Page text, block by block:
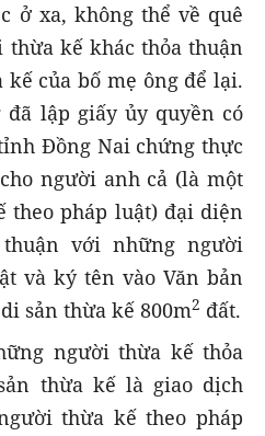
ở xa, không thể về quê
kế khác thỏa thuận
của bố mẹ ông để lại.
đã lập giấy ủy quyền có
Đồng Nai chứng thực
người anh cả (là một
theo pháp luật) đại diện
với những người
và ký tên vào Văn bản
sản thừa kế 800m2 đất.
người thừa kế thỏa
thừa kế là giao dịch
thừa kế theo pháp